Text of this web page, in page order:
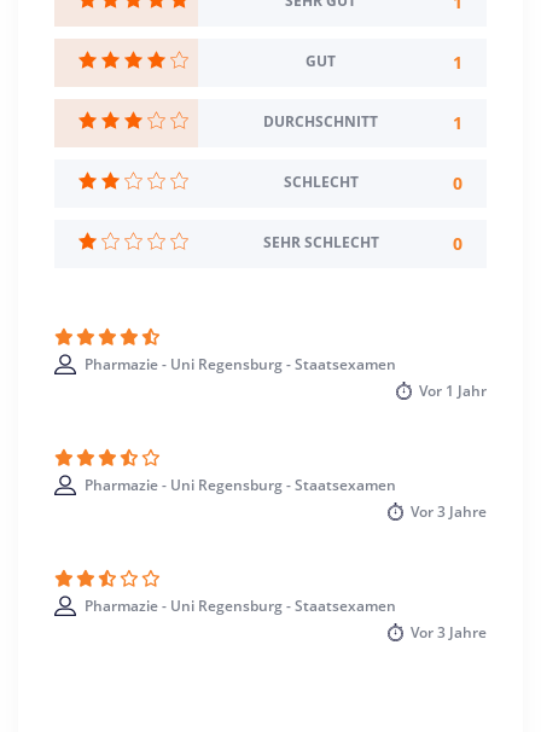
Sprache
Deutsch
Studienbeginn
Regensburg >> Regensburg
GUT 1
DURCHSCHNITT 1
SCHLECHT 0
SEHR SCHLECHT 0
Pharmazie - Uni Regensburg - Staatsexamen
Vor 1 Jahr
Pharmazie - Uni Regensburg - Staatsexamen
Vor3 Jahre
Pharmazie - Uni Regensburg - Staatsexamen
Vor3 Jahre